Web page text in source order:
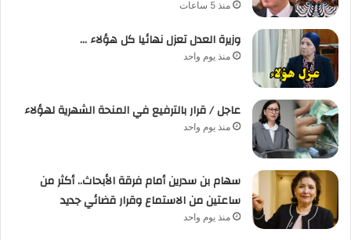
منذ 5 ساعات
وزيرة العدل تعزل نهائيا كل هؤلاء …
منذ يوم واحد
عاجل / قرار بالترفيع في المنحة الشهرية لهؤلاء
منذ يوم واحد
سهام بن سدرين أمام فرقة الأبحاث.. أكثر من
ساعتين من الاستماع وقرار قضائي جديد
منذ يوم واحد